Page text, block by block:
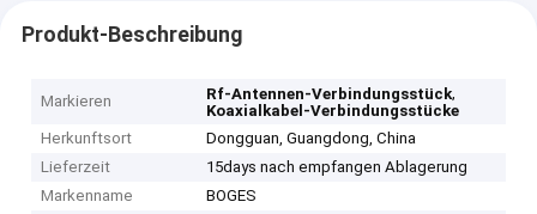
Produkt-Beschreibung
Markieren Rf-Antennen-Verbindungsstück,
Koaxialkabel-Verbindungsstücke
Herkunftsort
Dongguan, Guangdong, China
Lieferzeit
15days nach empfangen Ablagerung
Markenname
BOGES